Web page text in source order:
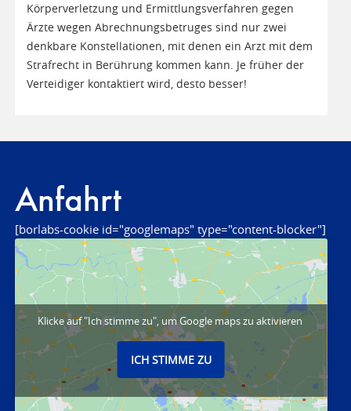
Körperverletzung und Ermittlungsverfahren gegen
Ärzte wegen Abrechnungsbetruges sind nur zwei
denkbare Konstellationen, mit denen ein Arzt mit dem
Strafrecht in Berührung kommen kann. Je früher der
Verteidiger kontaktiert wird, desto besser!
Anfahrt
[borlabs-cookie id="googlemaps" type="content-blocker"]
Klicke auf "Ich stimme zu", um Google maps zu aktivieren
ICH STIMME ZU